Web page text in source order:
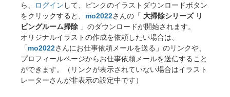
ら、
ログイン して、ピンクのイラストダウンロードボタン
をクリックすると、 mo2022さんの「 大掃除シリーズ リ
ビングルーム掃除 」のダウンロードが開始されます。
オリジナルイラストの作成を依頼したい場合は、
「mo2022さんにお仕事依頼メールを送る」のリンクや、
プロフィールページからお仕事依頼メールを送信すること
ができます。（リンクが表示されていない場合はイラスト
レーターさんが非表示の設定中です）